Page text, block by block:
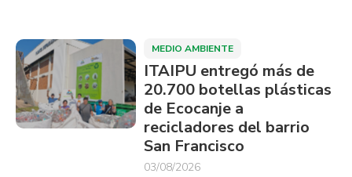
MEDIO AMBIENTE
ITAIPU entregó más de
20.700 botellas plásticas
de Ecocanje a
recicladores del barrio
San Francisco
03/08/2026